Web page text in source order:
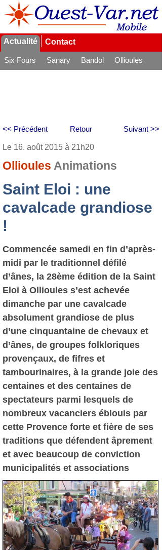
Actualité Contact
Six Fours Sanary Bandol
Ollioules
Retour
<< Précédent Suivant >>
Le 16. août 2015 à 21h20
Ollioules Animations
Saint Eloi : une
cavalcade grandiose
!
Commencée samedi en fin d’après-
midi par le traditionnel défilé
d’ânes, la 28ème édition de la Saint
Eloi à Ollioules s’est achevée
dimanche par une cavalcade
absolument grandiose de plus
d’une cinquantaine de chevaux et
d’ânes, de groupes folkloriques
provençaux, de fifres et
tambourinaires, à la grande joie des
centaines et des centaines de
spectateurs parmi lesquels de
nombreux vacanciers éblouis par
cette Provence forte et fière de ses
traditions que défendent âprement
et avec beaucoup de conviction
municipalités et associations